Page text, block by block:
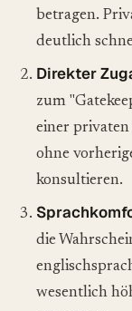
betragen.
deutlich
Direkter
zum
einer
ohne
konsultieren.
die
wesentlich